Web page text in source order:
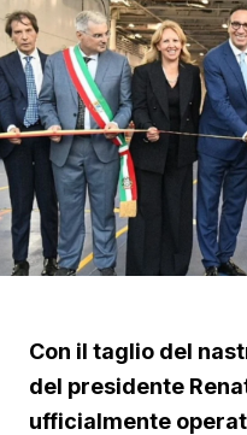
Con il taglio del
del presidente
ufficialmente